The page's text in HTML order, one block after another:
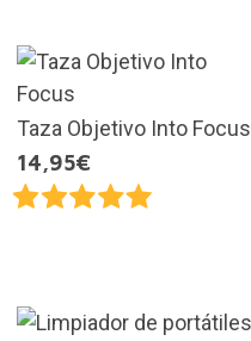
Taza Objetivo Into Focus
14,95€